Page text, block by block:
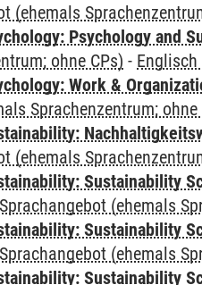
(ehemals
Psychology and
ohne CPs) - Englisch
Work &
Sprachenzentrum; ohne
(ehemals
Sustainability
(ehemals
Sustainability
(ehemals
Sustainability